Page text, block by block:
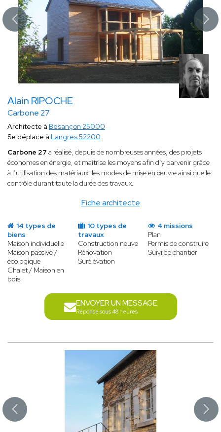
Alain RIPOCHE
Carbone 27
Fiche architecte
Architecte à Besançon 25000
Se déplace à Langres 52200
Carbone 27 a réalisé, depuis de nombreuses années, des projets
économes en énergie, et maîtrise les moyens afin d’y parvenir grâce
à l’utilisation des matériaux, les modes de mise en œuvre ainsi que le
contrôle durant toute la durée des travaux.
14 types de
biens
Maison individuelle
Maison passive /
écologique
Chalet / Maison en
bois
10 types de
travaux
Construction neuve
Rénovation
Surélévation
4 missions
Plan
Permis de construire
Suivi de chantier
ENVOYER UN MESSAGE
Réponse sous 48 heures